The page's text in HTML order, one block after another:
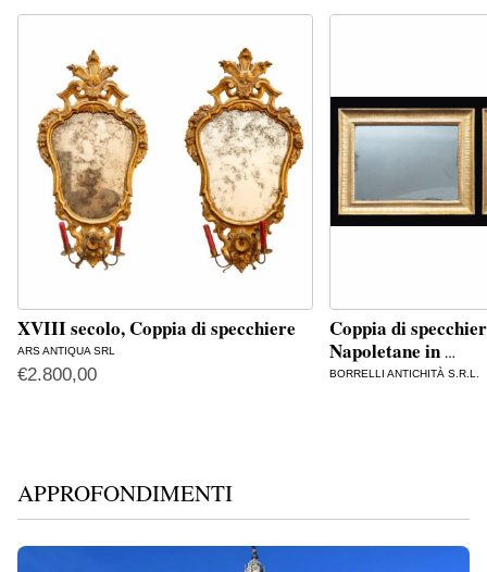
XVIII secolo, Coppia di specchiere
ARS ANTIQUA SRL
€2.800,00
Coppia di
Napoletane in …
BORRELLI ANTICHITÀ S.R.L.
APPROFONDIMENTI